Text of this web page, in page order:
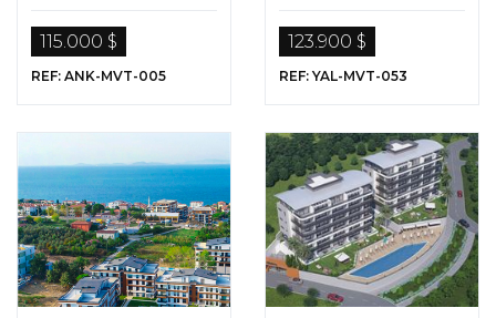
Gayrimenkuller
115.000 $
REF: ANK-MVT-005
Daire
123.900 $
REF: YAL-MVT-053